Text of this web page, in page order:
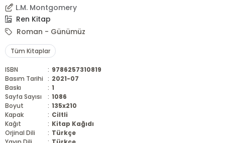
L.M. Montgomery
Ren Kitap
Roman - Günümüz
Tüm Kitaplar
ISBN : 9786257310819
Basım Tarihi : 2021-07
Baskı
: 1
Sayfa Sayısı
: 1086
Boyut
: 135x210
Kapak
: Ciltli
Kağıt
: Kitap Kağıdı
Orjinal Dili
: Türkçe